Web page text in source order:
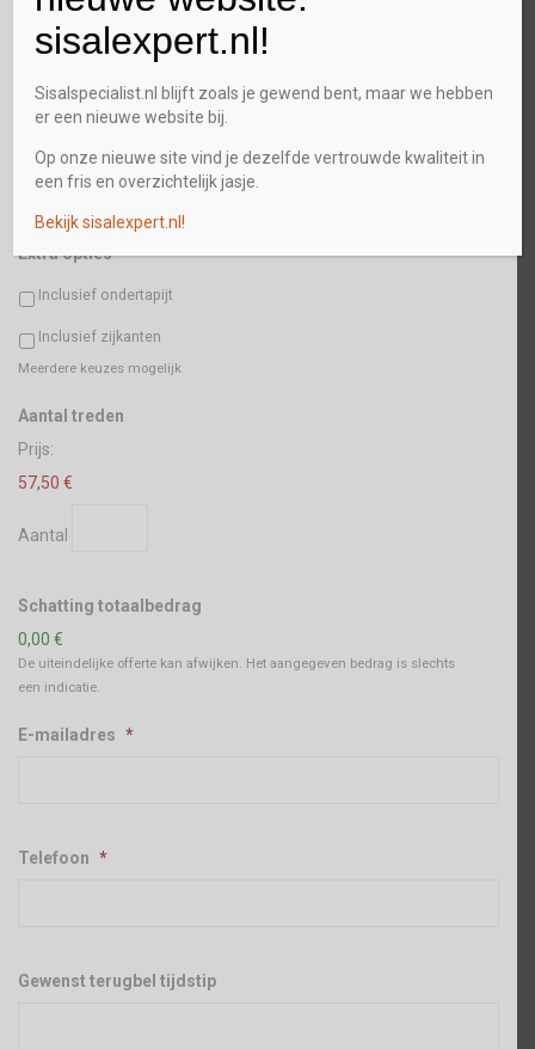
Extra opties
Inclusief ondertapijt
Inclusief zijkanten
Meerdere keuzes mogelijk
Aantal treden
Prijs:
57,50 €
Aantal
Schatting totaalbedrag
0,00 €
De uiteindelijke offerte kan afwijken. Het aangegeven bedrag is slechts
een indicatie.
E-mailadres *
Telefoon *
Gewenst terugbel tijdstip
sisalexpert.nl!
Sisalspecialist.nl blijft zoals je gewend bent, maar we hebben
er een nieuwe website bij.
Op onze nieuwe site vind je dezelfde vertrouwde kwaliteit in
een fris en overzichtelijk jasje.
Bekijk sisalexpert.nl!